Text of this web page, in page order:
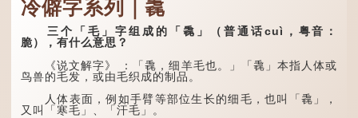
牢、狴犴、饕餮、蚣蝮、睚
眦、狻猊、椒图（此为其中
一种说法）。
龙九子外形与能力各有
不同，其中，赑屭原形像
龟，因为能负重，多作为碑
座，有“碑下...
（音：宾）。甲骨文从二
「豕」，象猪相追逐的样
说「豩，豕乱群。」意指一
群乱...
冷僻字系列｜毳
三个「毛」字组成的「毳」（普通话cuì，粤音：
脆），有什么意思？
《说文解字》 ：「毳，细羊毛也。」「毳」本指人体或
鸟兽的毛发，或由毛织成的制品。
人体表面，例如手臂等部位生长的细毛，也叫「毳」，
又叫「寒毛」、「汗毛」。